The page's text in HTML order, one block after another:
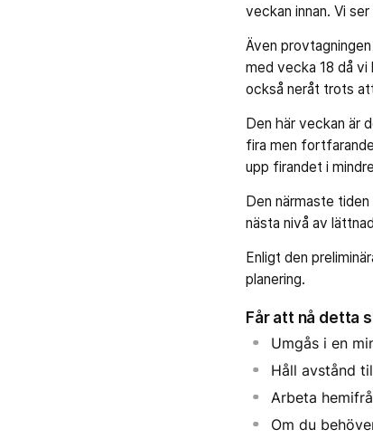
veckan innan. Vi
Även
med vecka 18 då
också neråt trots
Den här veckan är
fira men
upp firandet i
Den närmaste
nästa nivå av
Enligt den
planering.
Får att nå detta
Umgås i en
Håll avstånd
Arbeta
Om du